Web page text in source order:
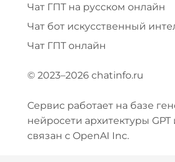
Чат ГПТ на русском онлайн
Чат бот искусственный
Чат ГПТ онлайн
© 2023–2026 chatinfo.ru
Сервис работает на базе
нейросети архитектуры GPT
связан с OpenAI Inc.